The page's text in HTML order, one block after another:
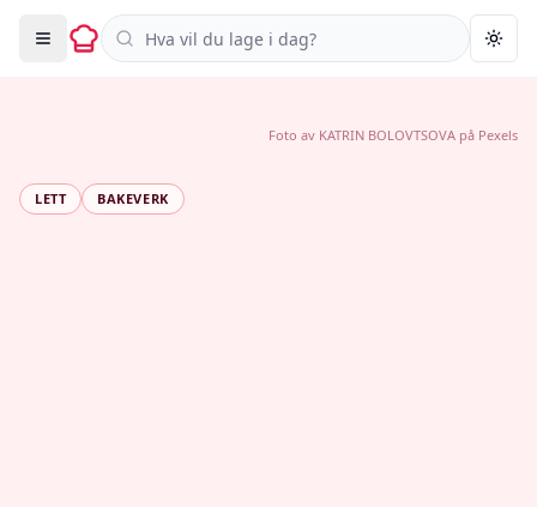
Søk i oppskrifter
LETT BAKEVERK
Foto av KATRIN BOLOVTSOVA på Pexels